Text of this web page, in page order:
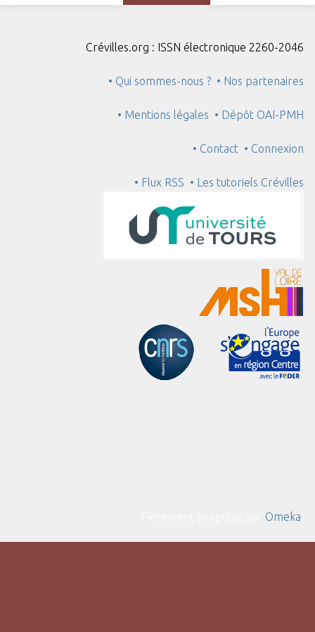
Crévilles.org : ISSN électronique 2260-2046
• Qui sommes-nous ? • Nos partenaires
• Mentions légales • Dépôt OAI-PMH
• Contact • Connexion
• Flux RSS • Les tutoriels Crévilles
Omeka